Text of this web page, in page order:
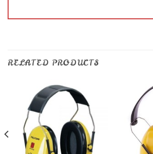
RELATED PRODUCTS